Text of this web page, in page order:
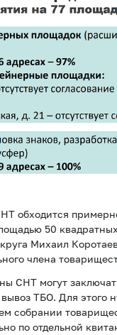
обходится
50
Михаил
члена
СНТ могут
ТБО. Для этого
собрании
по отдельной